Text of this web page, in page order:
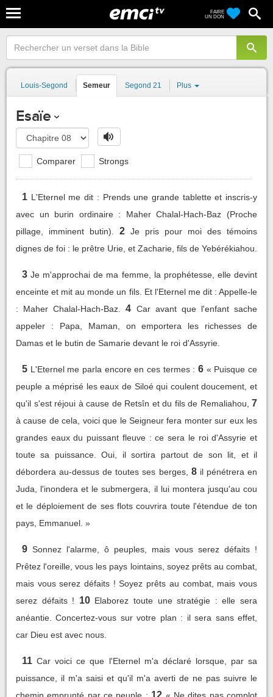
FAIRE
UN DON
Louis-Segond Semeur Segond 21 Plus
Esaïe
Comparer Strongs
1 L'Eternel me dit : Prends une grande tablette et inscris-y
avec un burin ordinaire : Maher Chalal-Hach-Baz (Proche
pillage, imminent butin).
2 Je pris pour moi des témoins
dignes de foi : le prêtre Urie, et Zacharie, fils de Yebérékiahou.
3 Je m'approchai de ma femme, la prophétesse, elle devint
enceinte et mit au monde un fils. Et l'Eternel me dit : Appelle-le
: Maher Chalal-Hach-Baz.
4 Car avant que l'enfant sache
appeler : Papa, Maman, on emportera les richesses de
Damas et le butin de Samarie devant le roi d'Assyrie.
5 L'Eternel me parla encore en ces termes : 6 « Puisque ce
peuple a méprisé les eaux de Siloé qui coulent doucement, et
qu'il s'est réjoui à cause de Retsîn et du fils de Remaliahou, 7
à cause de cela, voici que le Seigneur fera monter sur eux les
grandes eaux du puissant fleuve : ce sera le roi d'Assyrie et
toute sa puissance. Oui, il sortira partout de son lit, et il
débordera au-dessus de toutes ses berges, 8 il pénétrera en
Juda, l'inondera et le submergera, il lui montera jusqu'au cou
et le déploiement de ses flots couvrira toute l'étendue de ton
pays, Emmanuel. »
9 Sonnez l'alarme, ô peuples, mais vous serez défaits !
Prêtez l'oreille, vous les pays lointains, soyez prêts au combat,
mais vous serez défaits ! Soyez prêts au combat, mais vous
serez défaits !
10 Elaborez toute une stratégie : elle sera
anéantie. Concertez-vous sur votre plan : il sera sans effet,
car Dieu est avec nous.
11 Car voici ce que l'Eternel m'a déclaré lorsque, par sa
puissance, il m'a saisi et qu'il m'a averti de ne pas suivre le
12